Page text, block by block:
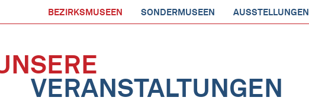
BEZIRKSMUSEEN SONDERMUSEEN AUSSTELLUNGEN
VERANSTALTUNGEN